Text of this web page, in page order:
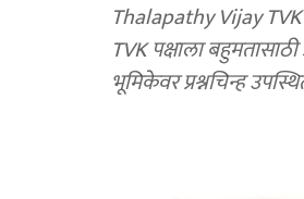
Thalapathy Vijay
TVK पक्षाला
भूमिकेवर प्रश्नचिन्ह